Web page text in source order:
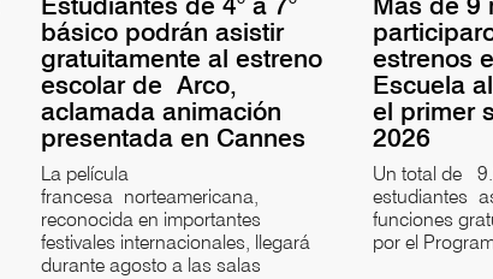
básico podrán asistir
gratuitamente al estreno
escolar de Arco,
aclamada animación
presentada en Cannes
La película
francesa norteamericana,
reconocida en importantes
festivales internacionales, llegará
durante agosto a las salas
estrenos
Escuela
el primer
2026
Un total de
estudiantes
funciones
por el